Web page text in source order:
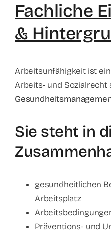
Fachliche
&
Arbeitsunfähigkeit ist
Arbeits- und Sozialrecht
Sie steht in
gesundheitlichen
Arbeitsplatz
Präventions- und